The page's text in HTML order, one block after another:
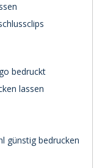
bedruckt
lassen
günstig bedrucken